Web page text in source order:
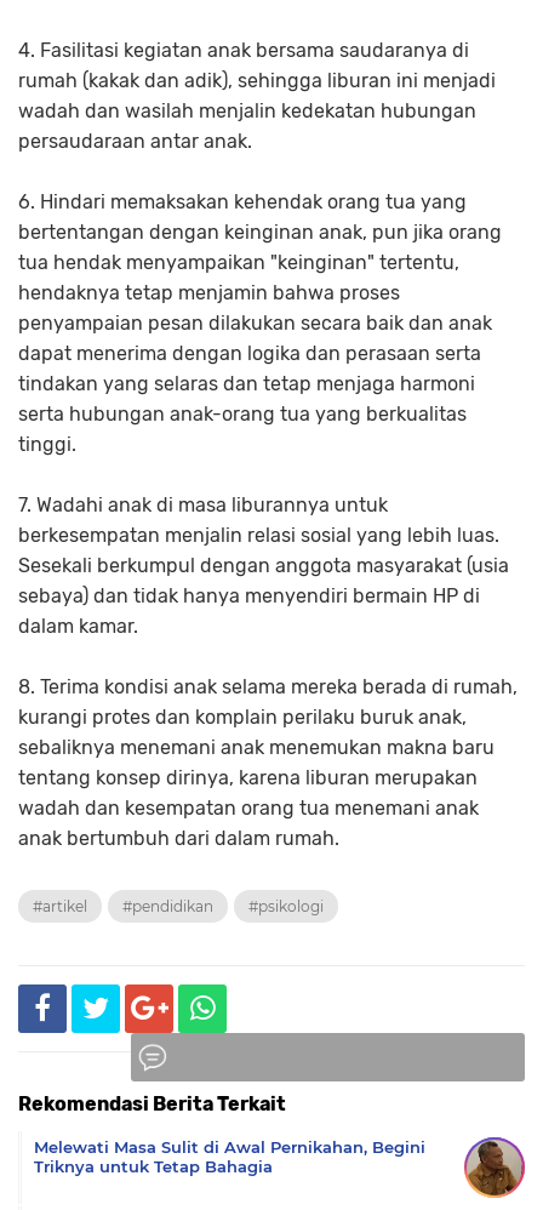
4. Fasilitasi kegiatan anak bersama saudaranya di
rumah (kakak dan adik), sehingga liburan ini menjadi
wadah dan wasilah menjalin kedekatan hubungan
persaudaraan antar anak.
6. Hindari memaksakan kehendak orang tua yang
bertentangan dengan keinginan anak, pun jika orang
tua hendak menyampaikan "keinginan" tertentu,
hendaknya tetap menjamin bahwa proses
penyampaian pesan dilakukan secara baik dan anak
dapat menerima dengan logika dan perasaan serta
tindakan yang selaras dan tetap menjaga harmoni
serta hubungan anak-orang tua yang berkualitas
tinggi.
7. Wadahi anak di masa liburannya untuk
berkesempatan menjalin relasi sosial yang lebih luas.
Sesekali berkumpul dengan anggota masyarakat (usia
sebaya) dan tidak hanya menyendiri bermain HP di
dalam kamar.
8. Terima kondisi anak selama mereka berada di rumah,
kurangi protes dan komplain perilaku buruk anak,
sebaliknya menemani anak menemukan makna baru
tentang konsep dirinya, karena liburan merupakan
wadah dan kesempatan orang tua menemani anak
anak bertumbuh dari dalam rumah.
#artikel #pendidikan #psikologi
Rekomendasi Berita Terkait
Melewati Masa Sulit di Awal Pernikahan, Begini
Triknya untuk Tetap Bahagia